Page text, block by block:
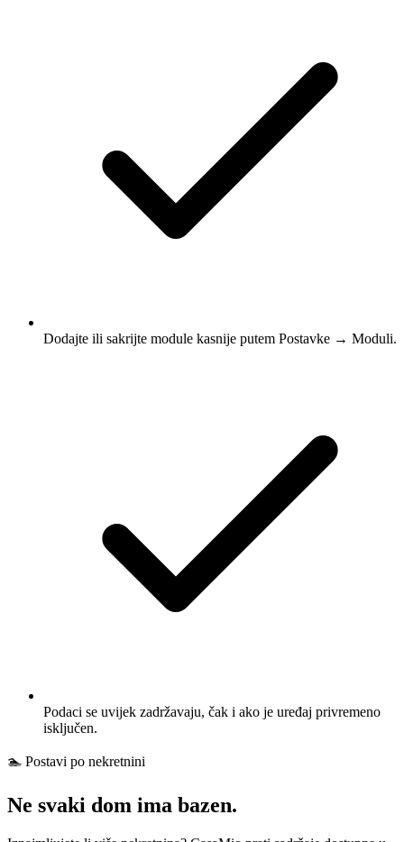
Dodajte ili sakrijte module kasnije putem Postavke → Moduli.
Podaci se uvijek zadržavaju, čak i ako je uređaj privremeno
isključen.
🏊 Postavi po nekretnini
Ne svaki dom ima bazen.